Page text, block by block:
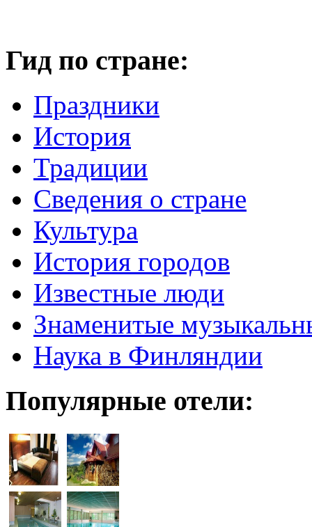
Гид по стране:
Праздники
История
Традиции
Cведения о стране
Культура
История городов
Известные люди
Знаменитые
Наука в Финляндии
Популярные отели: